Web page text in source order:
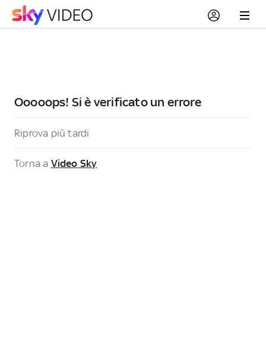
Ooooops! Si è verificato un errore
Riprova più tardi
Torna a Video Sky